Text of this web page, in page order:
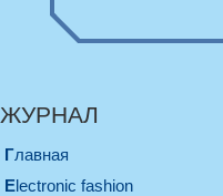
ЖУРНАЛ
Главная
electronic fashion